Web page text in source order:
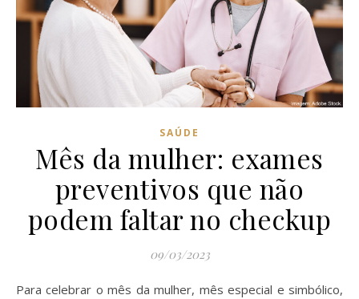
SAÚDE
Mês da mulher: exames
preventivos que não
podem faltar no checkup
09/03/2023
Para celebrar o mês da mulher, mês especial e simbólico,